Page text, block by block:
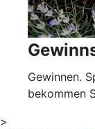
Gewinnen.
bekommen
>